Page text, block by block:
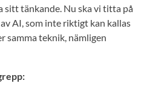
sitt tänkande. Nu ska vi titta på
AI, som inte riktigt kan kallas
samma teknik, nämligen